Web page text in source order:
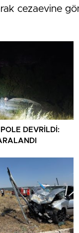
cezaevine
DEVRİLDİ: